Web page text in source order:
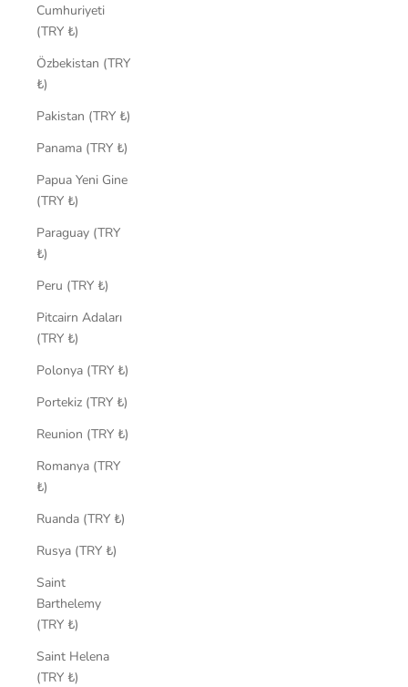
Cumhuriyeti
(TRY ₺)
Özbekistan (TRY
₺)
Pakistan (TRY ₺)
Panama (TRY ₺)
Papua Yeni Gine
(TRY ₺)
Paraguay (TRY
₺)
Peru (TRY ₺)
Pitcairn Adaları
(TRY ₺)
Polonya (TRY ₺)
Portekiz (TRY ₺)
Reunion (TRY ₺)
Romanya (TRY
₺)
Ruanda (TRY ₺)
Rusya (TRY ₺)
Saint
Barthelemy
(TRY ₺)
Saint Helena
(TRY ₺)